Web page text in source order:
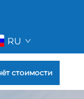
RU
стоимости